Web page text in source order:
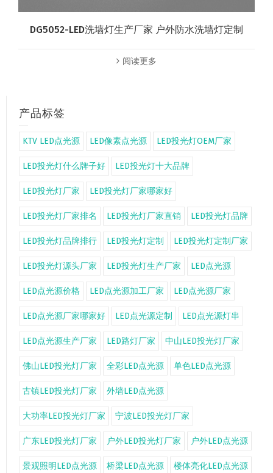
DG5052-LED洗墙灯生产厂家 户外防水洗墙灯定制
阅读更多
产品标签
KTV LED点光源 LED像素点光源 LED投光灯OEM厂家
LED投光灯什么牌子好 LED投光灯十大品牌
LED投光灯厂家 LED投光灯厂家哪家好
LED投光灯厂家排名 LED投光灯厂家直销 LED投光灯品牌
LED投光灯品牌排行 LED投光灯定制 LED投光灯定制厂家
LED投光灯源头厂家 LED投光灯生产厂家 LED点光源
LED点光源价格 LED点光源加工厂家 LED点光源厂家
LED点光源厂家哪家好 LED点光源定制 LED点光源灯串
LED点光源生产厂家 LED路灯厂家 中山LED投光灯厂家
佛山LED投光灯厂家 全彩LED点光源 单色LED点光源
古镇LED投光灯厂家 外墙LED点光源
大功率LED投光灯厂家 宁波LED投光灯厂家
广东LED投光灯厂家 户外LED投光灯厂家 户外LED点光源
景观照明LED点光源 桥梁LED点光源 楼体亮化LED点光源